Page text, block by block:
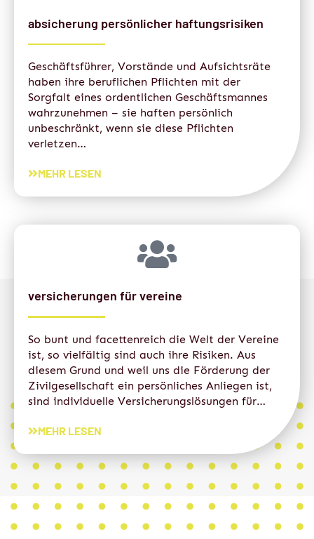
absicherung persönlicher haftungsrisiken
Geschäftsführer, Vorstände und Aufsichtsräte
haben ihre beruflichen Pflichten mit der
Sorgfalt eines ordentlichen Geschäftsmannes
wahrzunehmen – sie haften persönlich
unbeschränkt, wenn sie diese Pflichten
verletzen…
MEHR LESEN
versicherungen für vereine
So bunt und facettenreich die Welt der Vereine
ist, so vielfältig sind auch ihre Risiken. Aus
diesem Grund und weil uns die Förderung der
Zivilgesellschaft ein persönliches Anliegen ist,
sind individuelle Versicherungslösungen für…
MEHR LESEN